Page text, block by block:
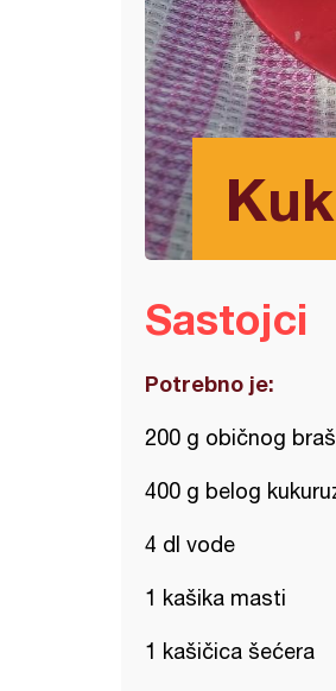
Sastojci
Potrebno je:
200 g običnog
400 g belog
4 dl vode
1 kašika masti
1 kašičica šećera